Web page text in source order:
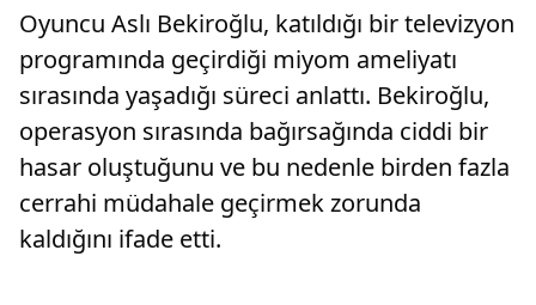
Oyuncu Aslı Bekiroğlu, katıldığı bir televizyon
programında geçirdiği miyom ameliyatı
sırasında yaşadığı süreci anlattı. Bekiroğlu,
operasyon sırasında bağırsağında ciddi bir
hasar oluştuğunu ve bu nedenle birden fazla
cerrahi müdahale geçirmek zorunda
kaldığını ifade etti.